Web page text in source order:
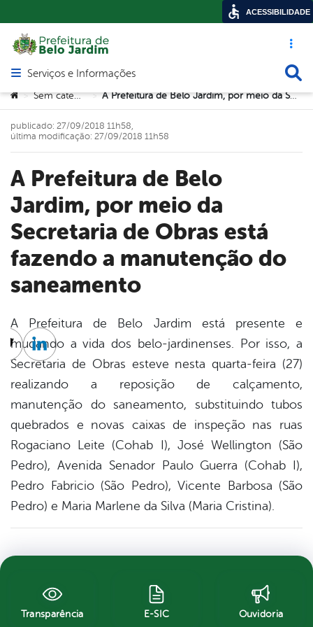
Acesso
Abrir menu principal de navegação
Serviços e Informações
Você está aqui:
> Sem categoria > A Prefeitura de Belo Jardim, por meio da Secretaria de Obras está fazendo a manutenção do saneamento
A Prefeitura de Belo
Jardim, por meio da
Secretaria de Obras está
fazendo a manutenção do
saneamento
publicado: 27/09/2018 11h58,
última modificação: 27/09/2018 11h58
A Prefeitura de Belo Jardim está presente e
mudando a vida dos belo-jardinenses. Por isso, a
Secretaria de Obras esteve nesta quarta-feira (27)
realizando a reposição de calçamento,
manutenção do saneamento, substituindo tubos
quebrados e novas caixas de inspeção nas ruas
Rogaciano Leite (Cohab I), José Wellington (São
Pedro), Avenida Senador Paulo Guerra (Cohab I),
Pedro Fabricio (São Pedro), Vicente Barbosa (São
Pedro) e Maria Marlene da Silva (Maria Cristina).
TwitterLinkedin
Transparência E-SIC Ouvidoria
ACESSIBILIDADE